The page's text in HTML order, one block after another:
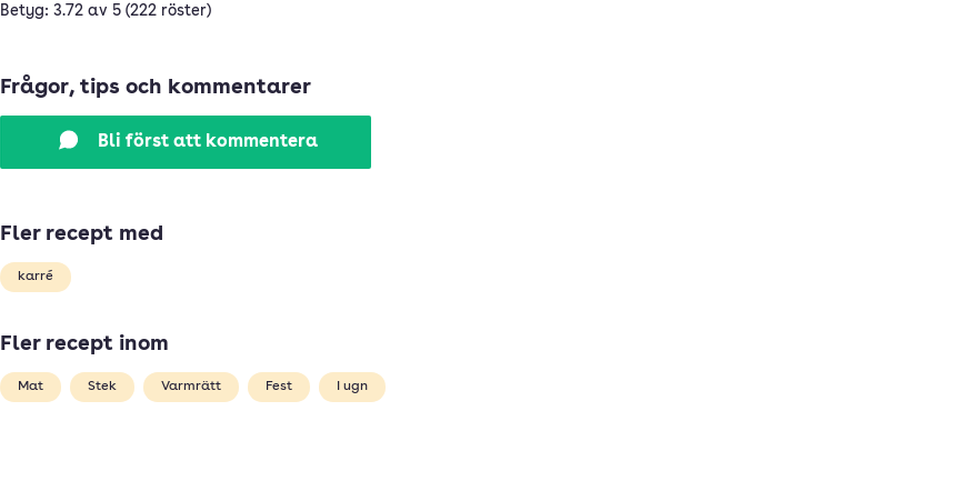
Betyg: 3.72 av 5 (222 röster)
Frågor, tips och kommentarer
Bli först att kommentera
Fler recept med
karré
Fler recept inom
Mat Stek Varmrätt Fest I ugn